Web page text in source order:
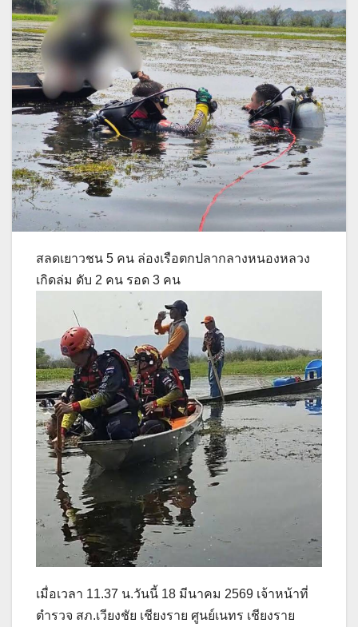
สลดเยาวชน 5 คน ล่องเรือตกปลากลางหนองหลวง
เกิดล่ม ดับ 2 คน รอด 3 คน
เมื่อเวลา 11.37 น.วันนี้ 18 มีนาคม 2569 เจ้าหน้าที่
ตำรวจ สภ.เวียงชัย เชียงราย ศูนย์เนทร เชียงราย